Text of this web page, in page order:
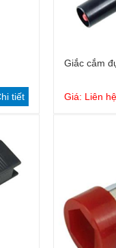
tiết
Giắc cắm
Giá: Liên hệ
Phanh